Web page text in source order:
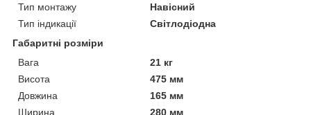
Тип монтажу
Навісний
Тип індикації
Світлодіодна
Габаритні розміри
Вага
21 кг
Висота
475 мм
Довжина
165 мм
Ширина
280 мм